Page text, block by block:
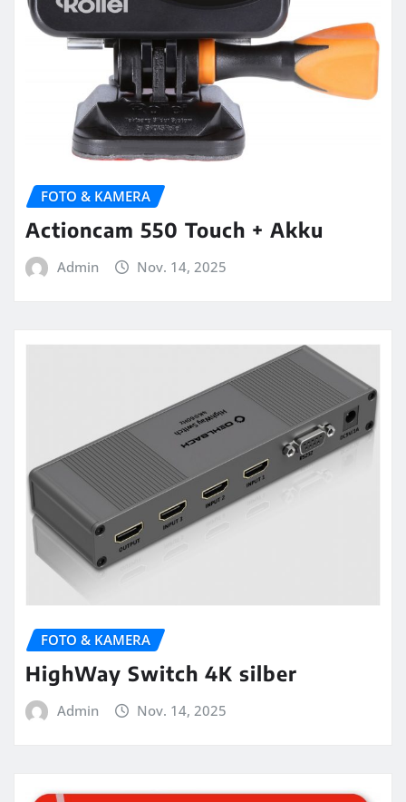
FOTO & KAMERA
Actioncam 550 Touch + Akku
Admin Nov. 14, 2025
FOTO & KAMERA
HighWay Switch 4K silber
Admin Nov. 14, 2025